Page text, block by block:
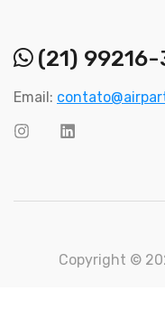
(21)
Email:
Copyright ©